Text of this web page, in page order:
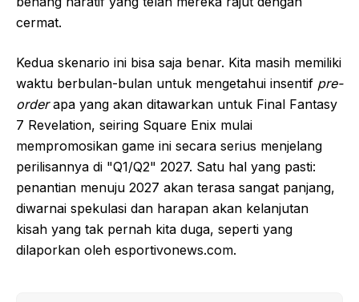
cermat.
Kedua skenario ini bisa saja benar. Kita masih memiliki
waktu berbulan-bulan untuk mengetahui insentif pre-
orderapa yang akan ditawarkan untuk Final Fantasy
7 Revelation, seiring Square Enix mulai
mempromosikan game ini secara serius menjelang
perilisannya di "Q1/Q2" 2027. Satu hal yang pasti:
penantian menuju 2027 akan terasa sangat panjang,
diwarnai spekulasi dan harapan akan kelanjutan
kisah yang tak pernah kita duga, seperti yang
dilaporkan oleh esportivonews.com.